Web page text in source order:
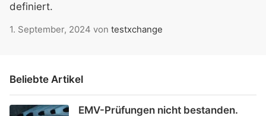
definiert.
1. September, 2024 von testxchange
Beliebte Artikel
EMV-Prüfungen nicht bestanden.